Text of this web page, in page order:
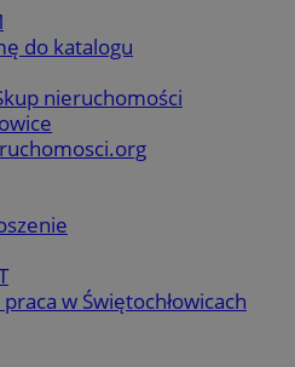
do katalogu
nieruchomości
w Świętochłowicach